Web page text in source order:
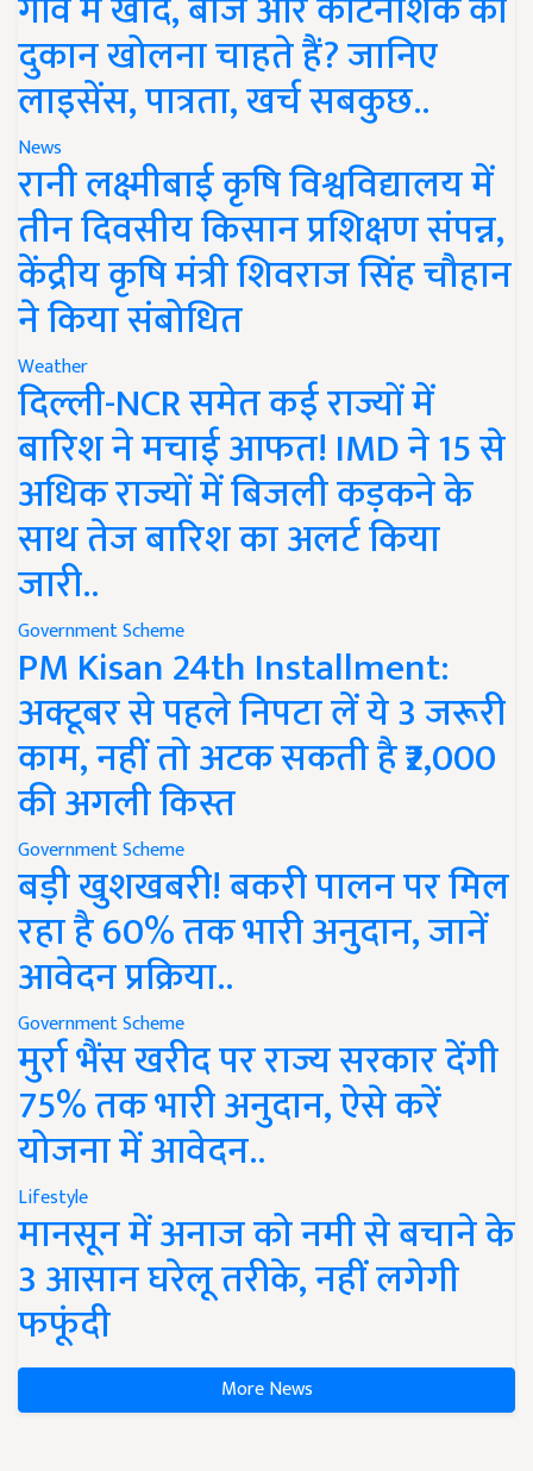
दुकान खोलना चाहते हैं? जानिए
लाइसेंस, पात्रता, खर्च सबकुछ..
News
रानी लक्ष्मीबाई कृषि विश्वविद्यालय में
तीन दिवसीय किसान प्रशिक्षण संपन्न,
केंद्रीय कृषि मंत्री शिवराज सिंह चौहान
ने किया संबोधित
Weather
दिल्ली-NCR समेत कई राज्यों में
बारिश ने मचाई आफत! IMD ने 15 से
अधिक राज्यों में बिजली कड़कने के
साथ तेज बारिश का अलर्ट किया
जारी..
Government Scheme
PM Kisan 24th Installment:
अक्टूबर से पहले निपटा लें ये 3 जरूरी
काम, नहीं तो अटक सकती है ₹2,000
की अगली किस्त
Government Scheme
बड़ी खुशखबरी! बकरी पालन पर मिल
रहा है 60% तक भारी अनुदान, जानें
आवेदन प्रक्रिया..
Government Scheme
मुर्रा भैंस खरीद पर राज्य सरकार देंगी
75% तक भारी अनुदान, ऐसे करें
योजना में आवेदन..
Lifestyle
मानसून में अनाज को नमी से बचाने के
3 आसान घरेलू तरीके, नहीं लगेगी
फफूंदी
More News